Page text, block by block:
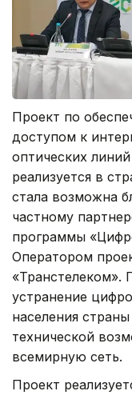
Проект по
доступом к
оптических
реализуется в
стала возможна
частному
программы
Оператором
«Транстелеком».
устранение
населения
технической
всемирную сеть.
Проект